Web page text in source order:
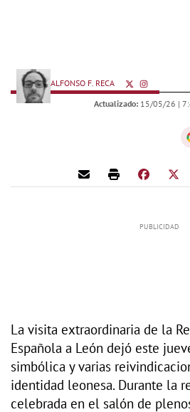
ALFONSO F. RECA
Actualizado: 15/05/26 |
La visita extraordinaria de la
Española a León dejó este
simbólica y varias
identidad leonesa. Durante la
celebrada en el salón de